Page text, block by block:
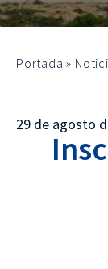
Portada »
29 de agosto